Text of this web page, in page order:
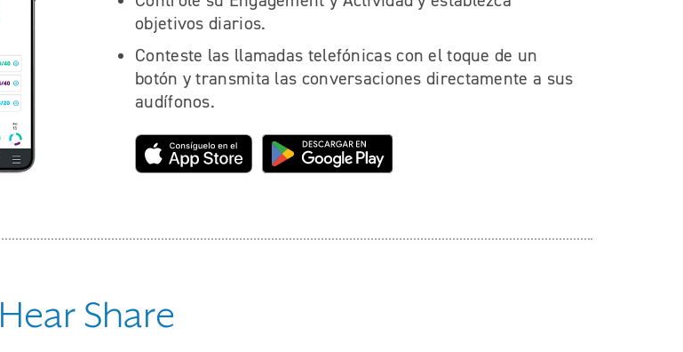
objetivos diarios.
Conteste las llamadas telefónicas con el toque de un
botón y transmita las conversaciones directamente a sus
audífonos.
Hear Share